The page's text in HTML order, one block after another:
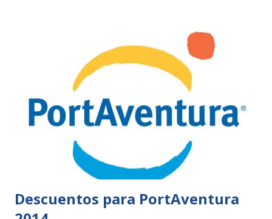
Descuentos para PortAventura